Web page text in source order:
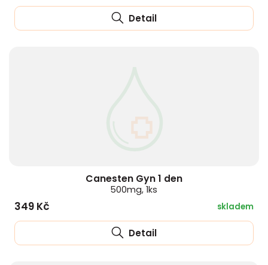
Detail
Canesten Gyn 1 den
500mg, 1ks
349 Kč skladem
Detail